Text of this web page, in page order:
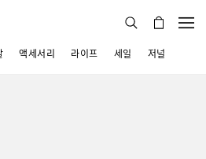
액세서리 라이프 세일 저널